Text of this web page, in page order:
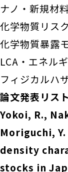
ナノ・新規材
化学物質リス
化学物質暴露
LCA・エネル
フィジカルハ
論文発表リスト
Yokoi, R.,
Moriguchi,
density
stocks in